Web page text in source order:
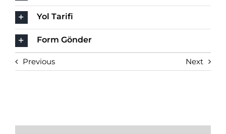
Yol Tarifi
Form Gönder
Previous Next